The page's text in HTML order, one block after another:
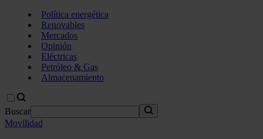
Política energética
Renovables
Mercados
Opinión
Eléctricas
Petróleo & Gas
Almacenamiento
Buscar
Movilidad